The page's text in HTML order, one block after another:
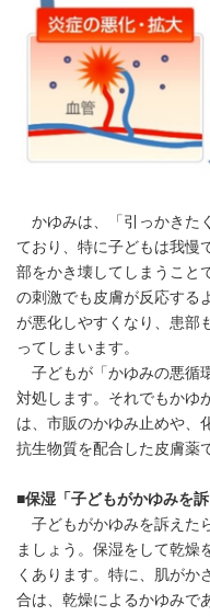
かゆみは、「引っかきた
ており、特に子どもは我慢
部をかき壊してしまうこと
の刺激でも皮膚が反応する
が悪化しやすくなり、患部
ってしまいます。
子どもが「かゆみの悪循
対処します。それでもかゆ
は、市販のかゆみ止めや、
抗生物質を配合した皮膚薬
■保湿「子どもがかゆみを
子どもがかゆみを訴えた
ましょう。保湿をして乾燥
くあります。特に、肌がか
合は、乾燥によるかゆみで